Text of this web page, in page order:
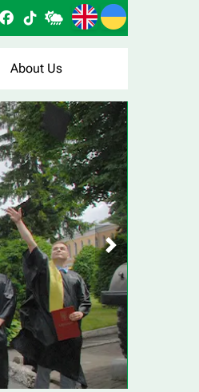
About Us